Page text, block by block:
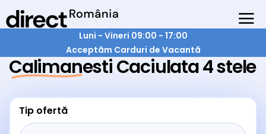
Luni - Vineri 09:00 - 17:00
Acceptăm Carduri de Vacantă
Calimanesti Caciulata 4 stele
Tip ofertă